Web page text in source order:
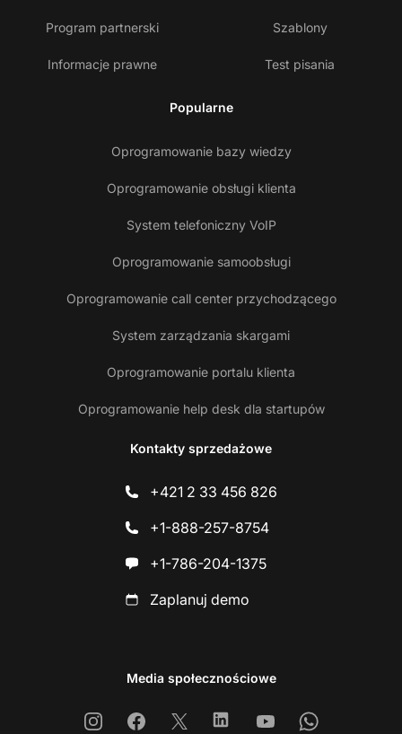
Program partnerski
Informacje prawne
Szablony
Test pisania
Popularne
Oprogramowanie bazy wiedzy
Oprogramowanie obsługi klienta
System telefoniczny VoIP
Oprogramowanie samoobsługi
Oprogramowanie call center przychodzącego
System zarządzania skargami
Oprogramowanie portalu klienta
Oprogramowanie help desk dla startupów
Kontakty sprzedażowe
+421 2 33 456 826
+1-888-257-8754
+1-786-204-1375
Zaplanuj demo
Media społecznościowe
InstagramFacebook
X LinkedinYoutubeWhatsapp